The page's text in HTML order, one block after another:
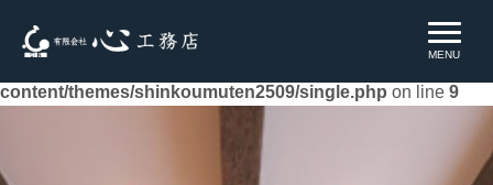
MENU
Warning: Undefined property: WP_Error::$name in
content/themes/shinkoumuten2509/single.php on line 9